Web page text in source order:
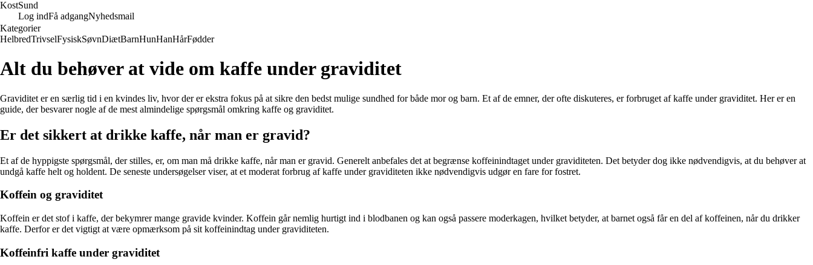
KostSund
Log indFå adgangNyhedsmail
Kategorier
HelbredTrivselFysiskSøvnDiætBarnHunHanHårFødder
Alt du behøver at vide om kaffe under graviditet
Graviditet er en særlig tid i en kvindes liv, hvor der er ekstra fokus på at sikre den bedst mulige sundhed for både mor og barn. Et af de emner, der ofte diskuteres, er forbruget af kaffe under graviditet. Her er en
guide, der besvarer nogle af de mest almindelige spørgsmål omkring kaffe og graviditet.
Er det sikkert at drikke kaffe, når man er gravid?
Et af de hyppigste spørgsmål, der stilles, er, om man må drikke kaffe, når man er gravid. Generelt anbefales det at begrænse koffeinindtaget under graviditeten. Det betyder dog ikke nødvendigvis, at du behøver at
undgå kaffe helt og holdent. De seneste undersøgelser viser, at et moderat forbrug af kaffe under graviditeten ikke nødvendigvis udgør en fare for fostret.
Koffein og graviditet
Koffein er det stof i kaffe, der bekymrer mange gravide kvinder. Koffein går nemlig hurtigt ind i blodbanen og kan også passere moderkagen, hvilket betyder, at barnet også får en del af koffeinen, når du drikker
kaffe. Derfor er det vigtigt at være opmærksom på sit koffeinindtag under graviditeten.
Koffeinfri kaffe under graviditet